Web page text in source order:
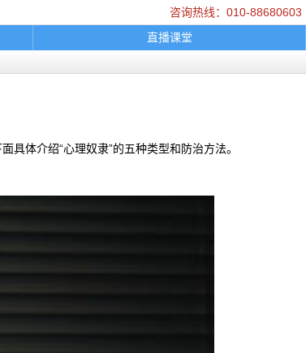
咨询热线：010-88680603
直播课堂
logo图
体介绍“心理奴隶”的五种类型和防治方法。